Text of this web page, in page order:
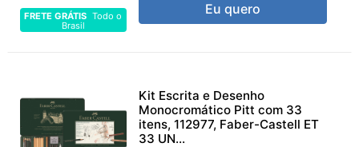
FRETE GRÁTIS Todo o
Brasil
Eu quero
Kit Escrita e Desenho
Monocromático Pitt com 33
itens, 112977, Faber-Castell ET
33 UN...